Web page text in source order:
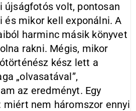
újságfotós volt, pontosan
és mikor kell exponálni. A
harminc másik könyvet
rakni. Mégis, mikor
kész lett a
„olvasatával”,
az eredményt. Egy
nem háromszor ennyi